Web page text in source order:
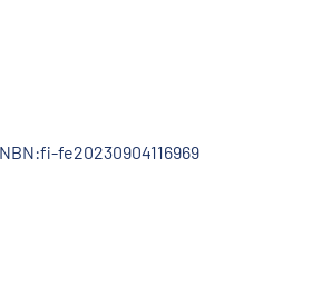
fe20230904116969